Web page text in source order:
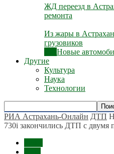
ЖД переезд в
ремонта
Из жары в
грузовиков
Новые
Другие
Культура
Наука
Технологии
РИА Астрахань-Онлайн ДТП
730i закончились ДТП с двумя